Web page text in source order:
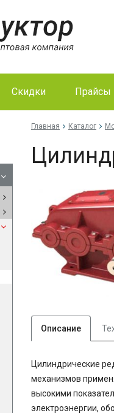
Скидки Прайсы
Главная Каталог
Описание
Цилиндрические
механизмов
высокими
электроэнергии,